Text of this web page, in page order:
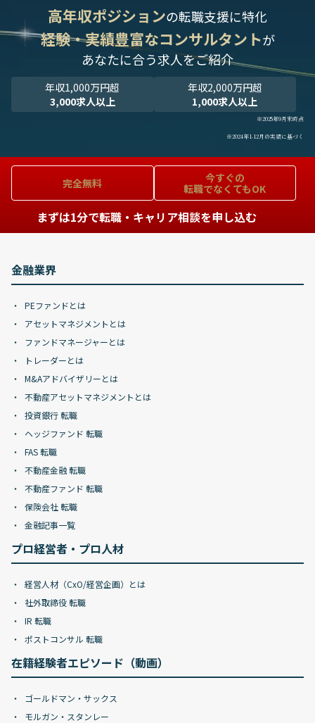
高年収ポジションの転職支援に特化
経験・実績豊富なコンサルタントが
あなたに合う求人をご紹介
年収1,000万円超
3,000求人以上
年収2,000万円超
1,000求人以上
※2025年9月末時点
※2024年1-12月の実績に基づく
完全無料
今すぐの
転職でなくてもOK
まずは1分で転職・キャリア相談を申し込む
金融業界
PEファンドとは
アセットマネジメントとは
ファンドマネージャーとは
トレーダーとは
M&Aアドバイザリーとは
不動産アセットマネジメントとは
投資銀行 転職
ヘッジファンド 転職
FAS 転職
不動産金融 転職
不動産ファンド 転職
保険会社 転職
金融記事一覧
プロ経営者・プロ人材
経営人材（CxO/経営企画）とは
社外取締役 転職
IR 転職
ポストコンサル 転職
在籍経験者エピソード（動画）
ゴールドマン・サックス
モルガン・スタンレー